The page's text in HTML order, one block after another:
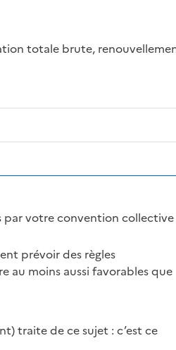
totale brute,
par votre convention collective
prévoir des règles
au moins aussi favorables que
traite de ce sujet : c’est ce